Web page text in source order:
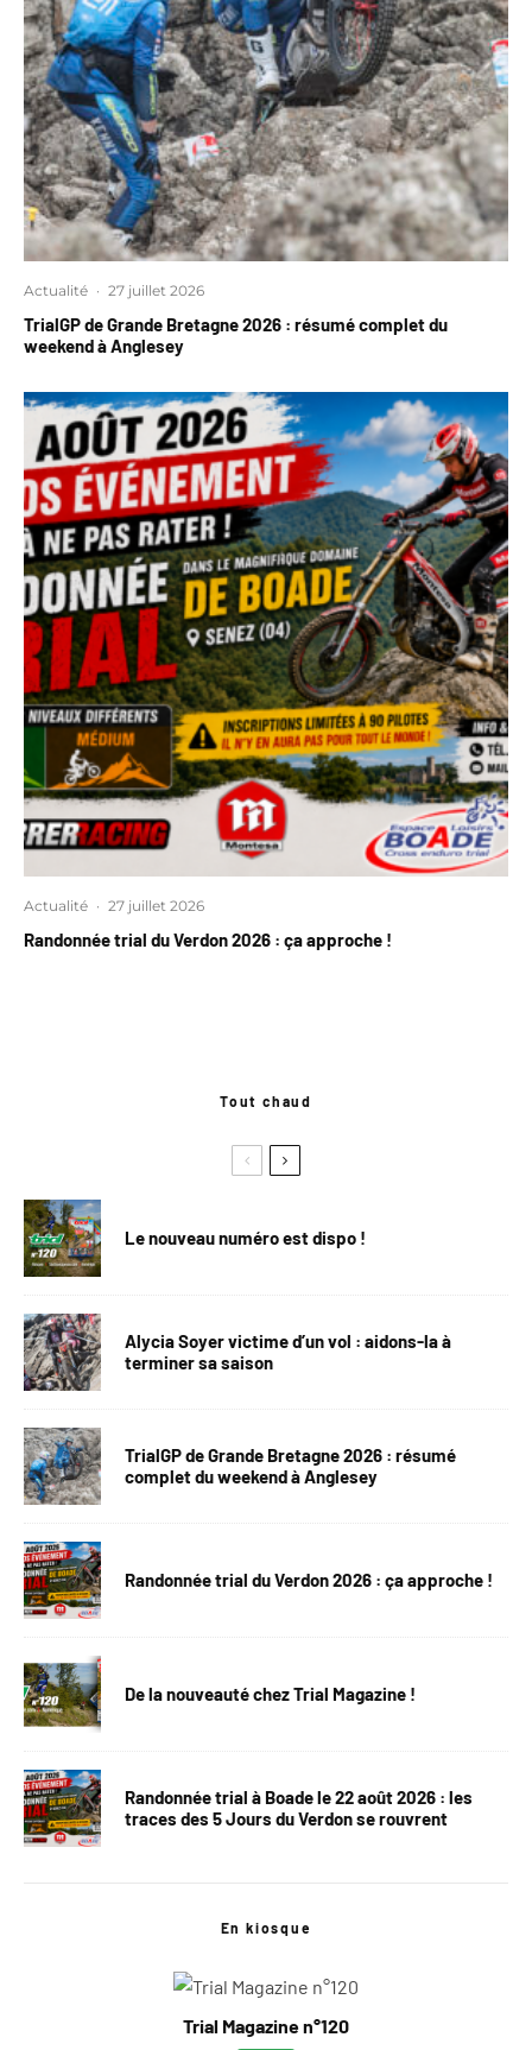
Actualité · 27 juillet 2026
TrialGP de Grande Bretagne 2026 : résumé complet du
weekend à Anglesey
Actualité · 27 juillet 2026
Randonnée trial du Verdon 2026 : ça approche !
Tout chaud
Le nouveau numéro est dispo !
Alycia Soyer victime d’un vol : aidons-la à
terminer sa saison
TrialGP de Grande Bretagne 2026 : résumé
complet du weekend à Anglesey
Randonnée trial du Verdon 2026 : ça approche !
De la nouveauté chez Trial Magazine !
Randonnée trial à Boade le 22 août 2026 : les
traces des 5 Jours du Verdon se rouvrent
En kiosque
Trial Magazine n°120